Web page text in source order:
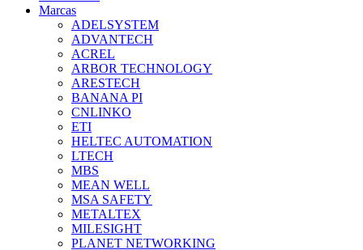
Marcas
ADELSYSTEM
ADVANTECH
ACREL
ARBOR TECHNOLOGY
ARESTECH
BANANA PI
CNLINKO
ETI
HELTEC AUTOMATION
LTECH
MBS
MEAN WELL
MSA SAFETY
METALTEX
MILESIGHT
PLANET NETWORKING